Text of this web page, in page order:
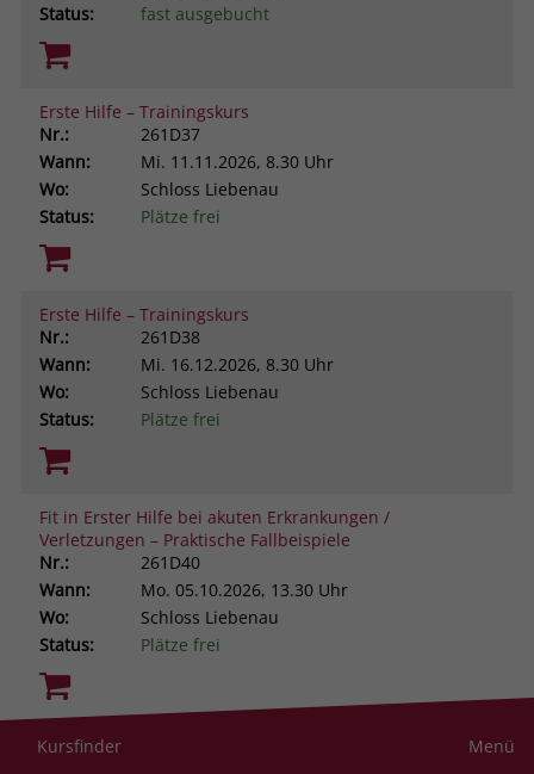
Status:
fast ausgebucht
Erste Hilfe – Trainingskurs
Nr.:
261D37
Wann:
Mi. 11.11.2026, 8.30 Uhr
Wo:
Schloss Liebenau
Status:
Plätze frei
Erste Hilfe – Trainingskurs
Nr.:
261D38
Wann:
Mi. 16.12.2026, 8.30 Uhr
Wo:
Schloss Liebenau
Status:
Plätze frei
Fit in Erster Hilfe bei akuten Erkrankungen /
Verletzungen – Praktische Fallbeispiele
Nr.:
261D40
Wann:
Mo. 05.10.2026, 13.30 Uhr
Wo:
Schloss Liebenau
Status:
Plätze frei
Resilienz im helfenden Beruf. Was uns stark macht
Kursfinder Menü